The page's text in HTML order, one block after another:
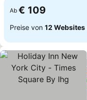
Ab € 109
Preise von 12 Websites